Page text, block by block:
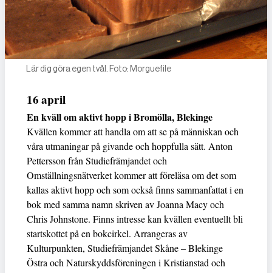
Lär dig göra egen tvål. Foto: Morguefile
16 april
En kväll om aktivt hopp i Bromölla, Blekinge
Kvällen kommer att handla om att se på människan och
våra utmaningar på givande och hoppfulla sätt. Anton
Pettersson från Studiefrämjandet och
Omställningsnätverket kommer att föreläsa om det som
kallas aktivt hopp och som också finns sammanfattat i en
bok med samma namn skriven av Joanna Macy och
Chris Johnstone. Finns intresse kan kvällen eventuellt bli
startskottet på en bokcirkel. Arrangeras av
Kulturpunkten, Studiefrämjandet Skåne – Blekinge
Östra och Naturskyddsföreningen i Kristianstad och